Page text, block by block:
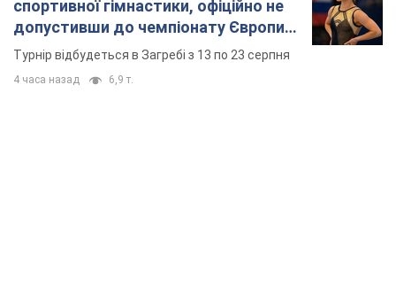
спортивної гімнастики, офіційно не
допустивши до чемпіонату Європи
основних спортсменів
Турнір відбудеться в Загребі з 13 по 23 серпня
4 часа назад 6,9 т.